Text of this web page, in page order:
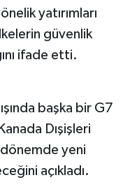
yatırımları
güvenlik
ifade etti.
başka bir G7
Dışişleri
dönemde yeni
açıkladı.